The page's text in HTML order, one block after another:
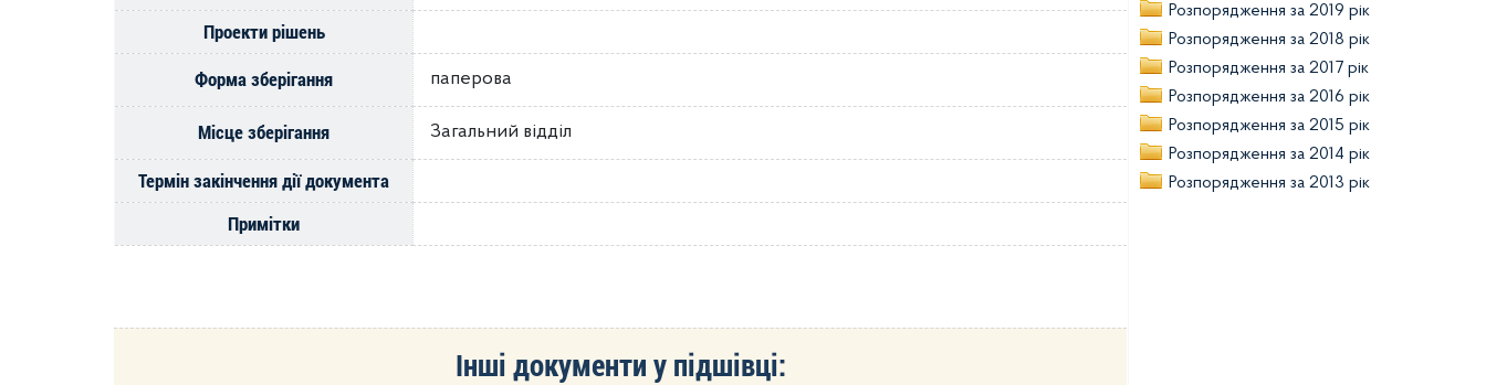
Проекти рішень
Форма зберігання
паперова
Місце зберігання Загальний відділ
Термін закінчення дії документа
Примітки
Інші документи у підшівці:
Розпорядження за 2019 рік
Розпорядження за 2018 рік
Розпорядження за 2017 рік
Розпорядження за 2016 рік
Розпорядження за 2015 рік
Розпорядження за 2014 рік
Розпорядження за 2013 рік